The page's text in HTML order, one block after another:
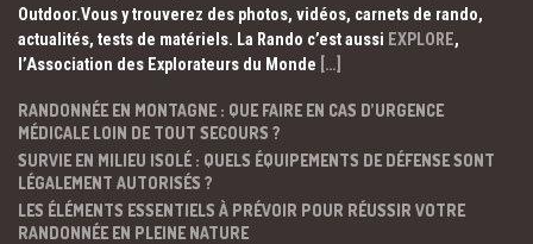
Outdoor.Vous y trouverez des photos, vidéos, carnets de rando,
actualités, tests de matériels. La Rando c’est aussi EXPLORE,
l’Association des Explorateurs du Monde […]
RANDONNÉE EN MONTAGNE : QUE FAIRE EN CAS D’URGENCE
MÉDICALE LOIN DE TOUT SECOURS ?
SURVIE EN MILIEU ISOLÉ : QUELS ÉQUIPEMENTS DE DÉFENSE SONT
LÉGALEMENT AUTORISÉS ?
LES ÉLÉMENTS ESSENTIELS À PRÉVOIR POUR RÉUSSIR VOTRE
RANDONNÉE EN PLEINE NATURE